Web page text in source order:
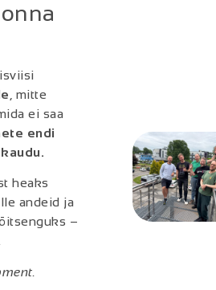
, mitte
ei saa
endi
heaks
andeid ja
–